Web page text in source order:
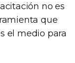
no es
que
el medio para